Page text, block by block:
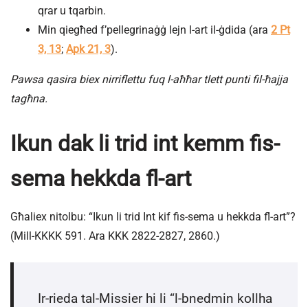
qrar u tqarbin.
Min qiegħed f’pellegrinaġġ lejn l-art il-ġdida (ara 2 Pt
3, 13; Apk 21, 3).
Pawsa qasira biex nirriflettu fuq l-aħħar tlett punti fil-ħajja
tagħna.
Ikun dak li trid int kemm fis-
sema hekkda fl-art
Għaliex nitolbu: “Ikun li trid Int kif fis-sema u hekkda fl-art”?
(Mill-KKKK 591. Ara KKK 2822-2827, 2860.)
Ir-rieda tal-Missier hi li “l-bnedmin kollha